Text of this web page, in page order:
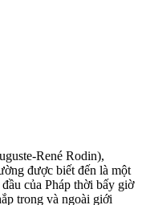
René Rodin),
được biết đến là một
của Pháp thời bấy giờ
trong và ngoài giới